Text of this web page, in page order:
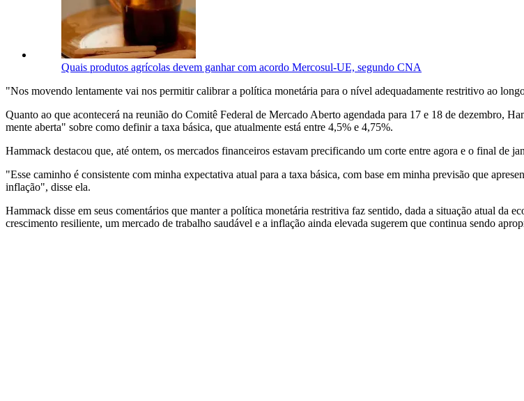
Quais produtos agrícolas devem ganhar com acordo Mercosul-UE, segundo CNA
"Nos movendo lentamente vai nos permitir calibrar a política monetária para o nível adequadamente restritivo ao
Quanto ao que acontecerá na reunião do Comitê Federal de Mercado Aberto agendada para 17 e 18 de dezembro,
mente aberta" sobre como definir a taxa básica, que atualmente está entre 4,5% e 4,75%.
Hammack destacou que, até ontem, os mercados financeiros estavam precificando um corte entre agora e o final de
"Esse caminho é consistente com minha expectativa atual para a taxa básica, com base em minha previsão que
inflação", disse ela.
Hammack disse em seus comentários que manter a política monetária restritiva faz sentido, dada a situação atual da
crescimento resiliente, um mercado de trabalho saudável e a inflação ainda elevada sugerem que continua sendo